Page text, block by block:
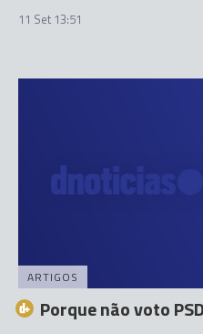
11 Set 13:51
ARTIGOS
Porque não voto